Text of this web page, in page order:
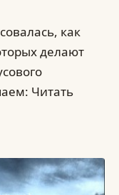
как
делают
Читать